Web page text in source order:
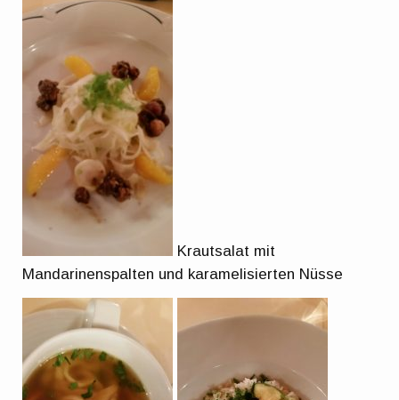
Krautsalat mit
Mandarinenspalten und karamelisierten Nüsse